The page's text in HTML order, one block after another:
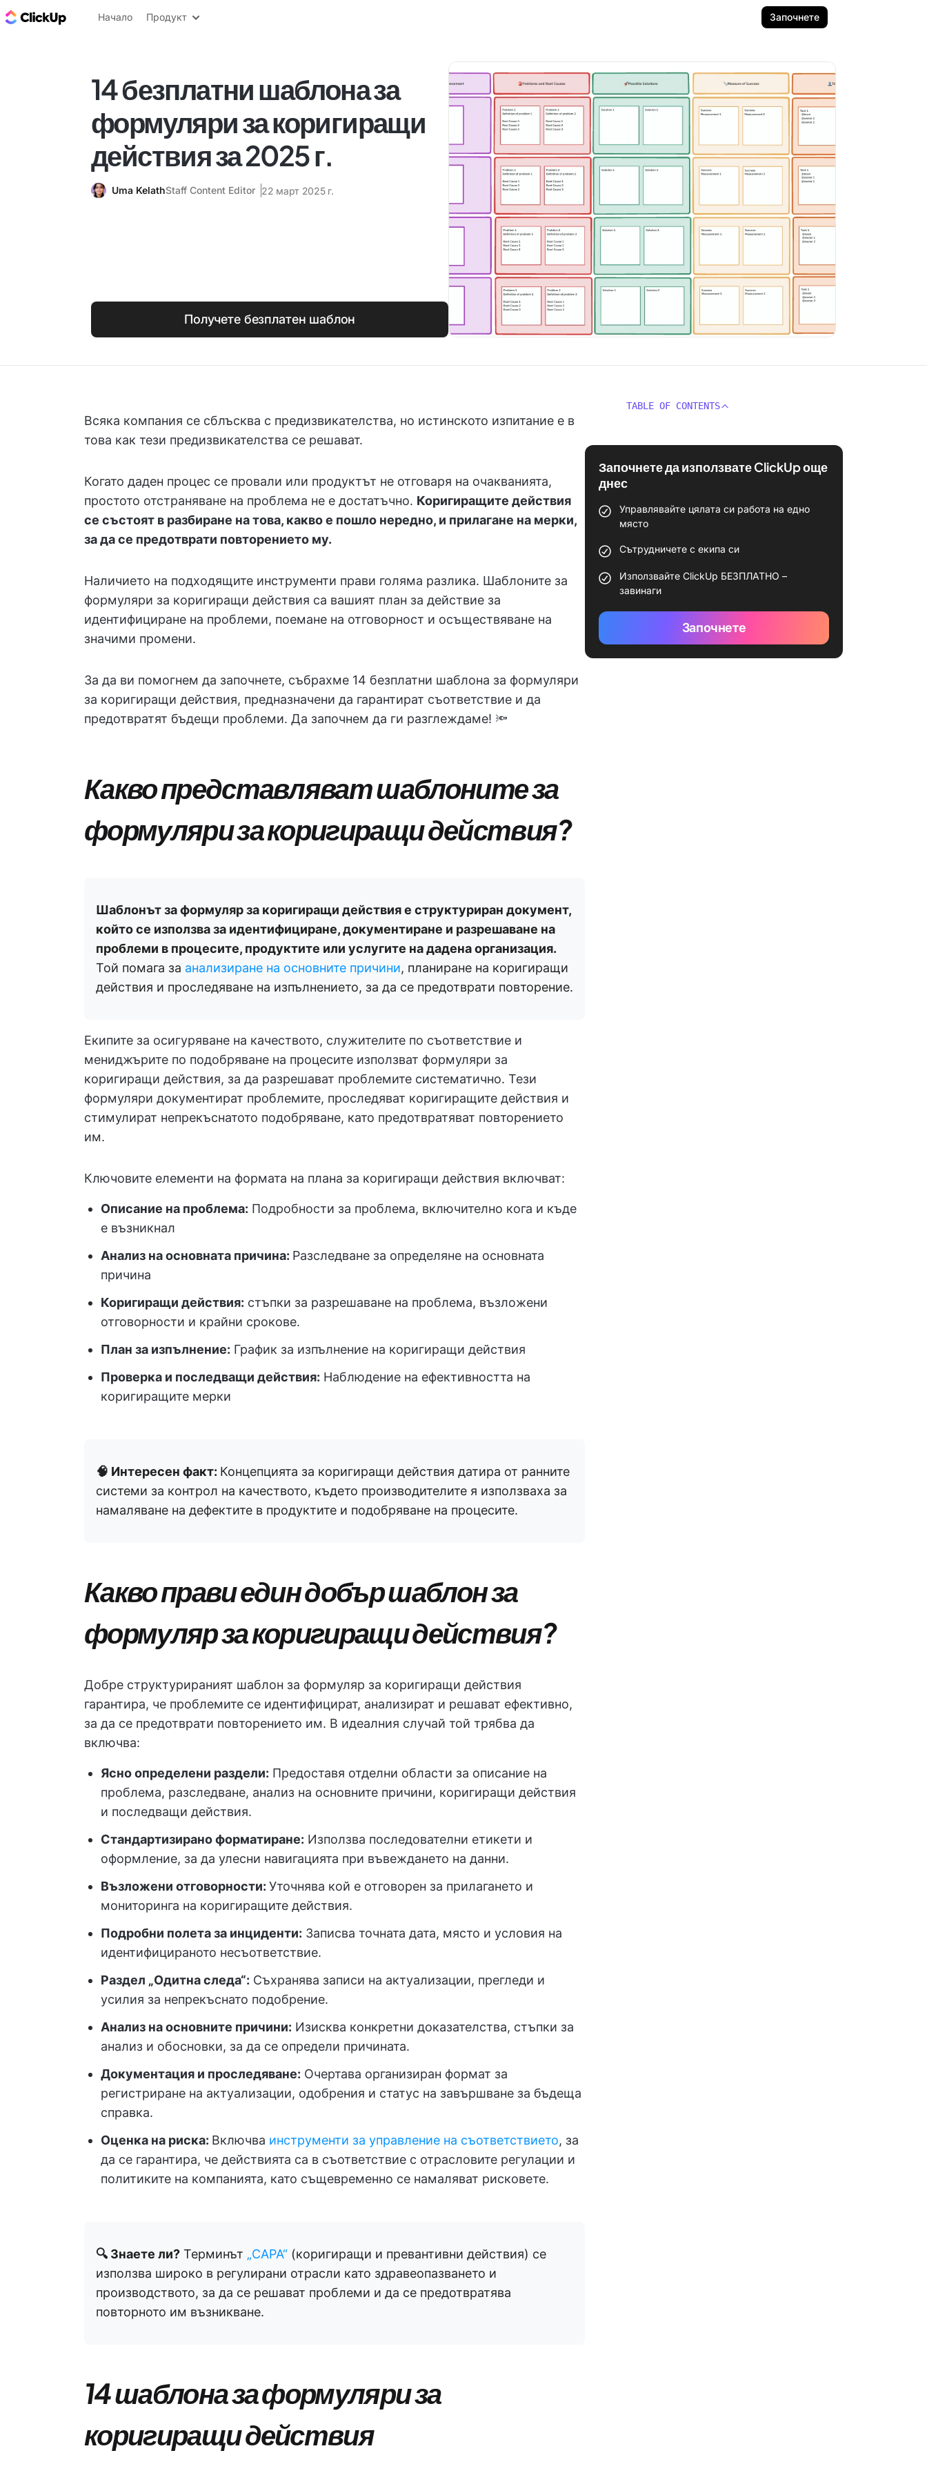
ClickUp блог
Начало Продукт Започнете
14 безплатни шаблона за
формуляри за коригиращи
действия за 2025 г.
Uma KelathStaff Content Editor 22 март 2025 г.
Получете безплатен шаблон
Всяка компания се сблъсква с предизвикателства, но истинското изпитание е в
това как тези предизвикателства се решават.
Когато даден процес се провали или продуктът не отговаря на очакванията,
простото отстраняване на проблема не е достатъчно. Коригиращите действия
се състоят в разбиране на това, какво е пошло нередно, и прилагане на мерки,
за да се предотврати повторението му.
Наличието на подходящите инструменти прави голяма разлика. Шаблоните за
формуляри за коригиращи действия са вашият план за действие за
идентифициране на проблеми, поемане на отговорност и осъществяване на
значими промени.
За да ви помогнем да започнете, събрахме 14 безплатни шаблона за формуляри
за коригиращи действия, предназначени да гарантират съответствие и да
предотвратят бъдещи проблеми. Да започнем да ги разглеждаме! 🔦
Какво представляват шаблоните за
формуляри за коригиращи действия?
Шаблонът за формуляр за коригиращи действия е структуриран документ,
който се използва за идентифициране, документиране и разрешаване на
проблеми в процесите, продуктите или услугите на дадена организация.
Той помага за анализиране на основните причини, планиране на коригиращи
действия и проследяване на изпълнението, за да се предотврати повторение.
Екипите за осигуряване на качеството, служителите по съответствие и
мениджърите по подобряване на процесите използват формуляри за
коригиращи действия, за да разрешават проблемите систематично. Тези
формуляри документират проблемите, проследяват коригиращите действия и
стимулират непрекъснатото подобряване, като предотвратяват повторението
им.
Ключовите елементи на формата на плана за коригиращи действия включват:
Описание на проблема: Подробности за проблема, включително кога и къде
е възникнал
Анализ на основната причина: Разследване за определяне на основната
причина
Коригиращи действия: стъпки за разрешаване на проблема, възложени
отговорности и крайни срокове.
План за изпълнение: График за изпълнение на коригиращи действия
Проверка и последващи действия: Наблюдение на ефективността на
коригиращите мерки
🧠 Интересен факт: Концепцията за коригиращи действия датира от ранните
системи за контрол на качеството, където производителите я използваха за
намаляване на дефектите в продуктите и подобряване на процесите.
Какво прави един добър шаблон за
формуляр за коригиращи действия?
Добре структурираният шаблон за формуляр за коригиращи действия
гарантира, че проблемите се идентифицират, анализират и решават ефективно,
за да се предотврати повторението им. В идеалния случай той трябва да
включва:
Ясно определени раздели: Предоставя отделни области за описание на
проблема, разследване, анализ на основните причини, коригиращи действия
и последващи действия.
Стандартизирано форматиране: Използва последователни етикети и
оформление, за да улесни навигацията при въвеждането на данни.
Възложени отговорности: Уточнява кой е отговорен за прилагането и
мониторинга на коригиращите действия.
Подробни полета за инциденти: Записва точната дата, място и условия на
идентифицираното несъответствие.
Раздел „Одитна следа“: Съхранява записи на актуализации, прегледи и
усилия за непрекъснато подобрение.
Анализ на основните причини: Изисква конкретни доказателства, стъпки за
анализ и обосновки, за да се определи причината.
Документация и проследяване: Очертава организиран формат за
регистриране на актуализации, одобрения и статус на завършване за бъдеща
справка.
Оценка на риска: Включва инструменти за управление на съответствието, за
да се гарантира, че действията са в съответствие с отрасловите регулации и
политиките на компанията, като същевременно се намаляват рисковете.
🔍 Знаете ли? Терминът „CAPA“ (коригиращи и превантивни действия) се
използва широко в регулирани отрасли като здравеопазването и
производството, за да се решават проблеми и да се предотвратява
повторното им възникване.
14 шаблона за формуляри за
коригиращи действия
TABLE OF CONTENTS
Започнете да използвате ClickUp още
днес
Управлявайте цялата си работа на едно
място
Сътрудничете с екипа си
Използвайте ClickUp БЕЗПЛАТНО –
завинаги
Започнете